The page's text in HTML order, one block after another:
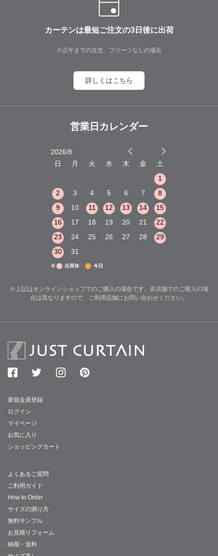
カーテンは最短ご注文の3日後に出荷
※正午までの注文、プリーツなしの場合
詳しくはこちら
営業日カレンダー
2026/8
日
月 火 水 木 金
土
1
2
3 4 5 6 7
8
9
10 11 12 13 14
15
16
17 18 19 20 21
22
23
24 25 26 27 28
29
30
31
※ 出荷休 今日
※上記はオンラインショップでのご購入の場合です。各店舗でのご購入の場
合は異なりますので、ご利用店舗にお問い合わせください。
新規会員登録
ログイン
マイページ
お気に入り
ショッピングカート
よくあるご質問
ご利用ガイド
How to Order
サイズの測り方
無料サンプル
お見積りフォーム
納期・送料